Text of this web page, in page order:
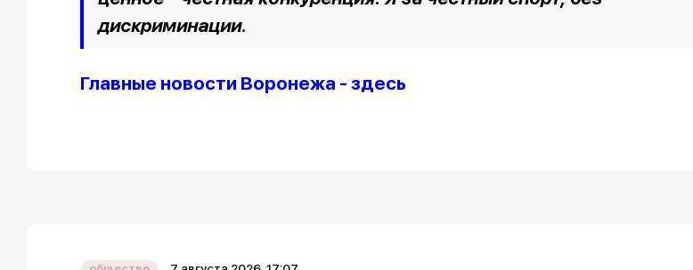
дискриминации.
Главные новости Воронежа - здесь